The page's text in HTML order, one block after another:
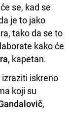
se, kad se
je to jako
tako da se to
kako će
, kapetan.
iskreno
koji su
,